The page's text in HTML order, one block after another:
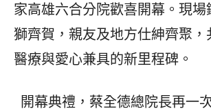
家高雄六合分院歡喜開幕。現
獅齊賀，親友及地方仕紳齊聚，
醫療與愛心兼具的新里程碑。
開幕典禮，蔡全德總院長再一